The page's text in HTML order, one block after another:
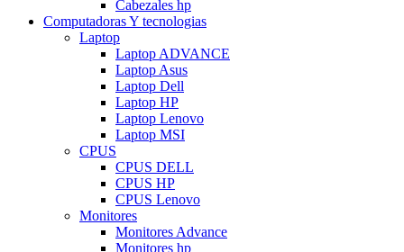
Cabezales hp
Computadoras Y tecnologias
Laptop
Laptop ADVANCE
Laptop Asus
Laptop Dell
Laptop HP
Laptop Lenovo
Laptop MSI
CPUS
CPUS DELL
CPUS HP
CPUS Lenovo
Monitores
Monitores Advance
Monitores hp